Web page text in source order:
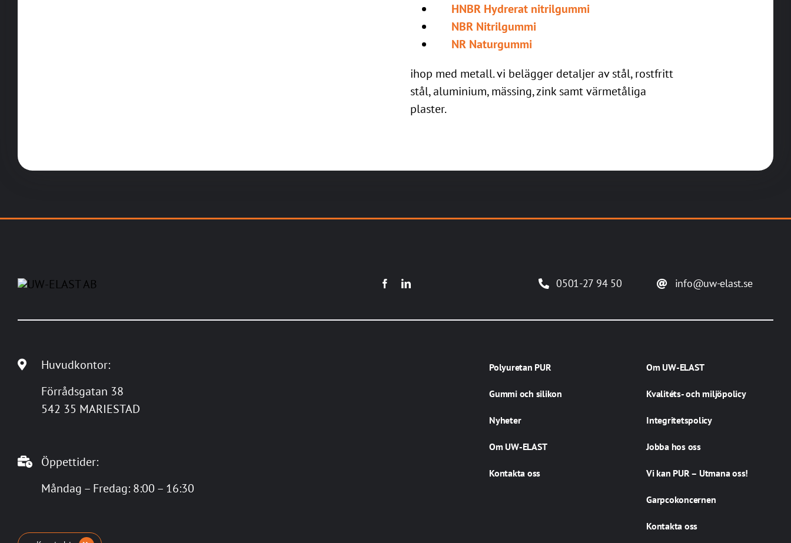
HNBR Hydrerat nitrilgummi
NBR Nitrilgummi
NR Naturgummi
ihop med metall. vi belägger detaljer av stål, rostfritt
stål, aluminium, mässing, zink samt värmetåliga
plaster.
0501-27 94 50 info@uw-elast.se
Huvudkontor:
Förrådsgatan 38
542 35 MARIESTAD
Öppettider:
Måndag – Fredag: 8:00 – 16:30
Polyuretan PUR
Gummi och silikon
Nyheter
Om UW-ELAST
Kontakta oss
Om UW-ELAST
Kvalitéts- och miljöpolicy
Integritetspolicy
Jobba hos oss
Vi kan PUR – Utmana oss!
Garpcokoncernen
Kontakta oss